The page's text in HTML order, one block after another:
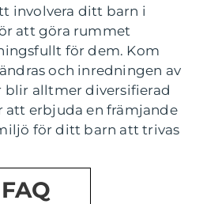
involvera ditt barn i
att göra rummet
för dem. Kom
och inredningen av
alltmer diversifierad
att erbjuda en främjande
för ditt barn att trivas
FAQ